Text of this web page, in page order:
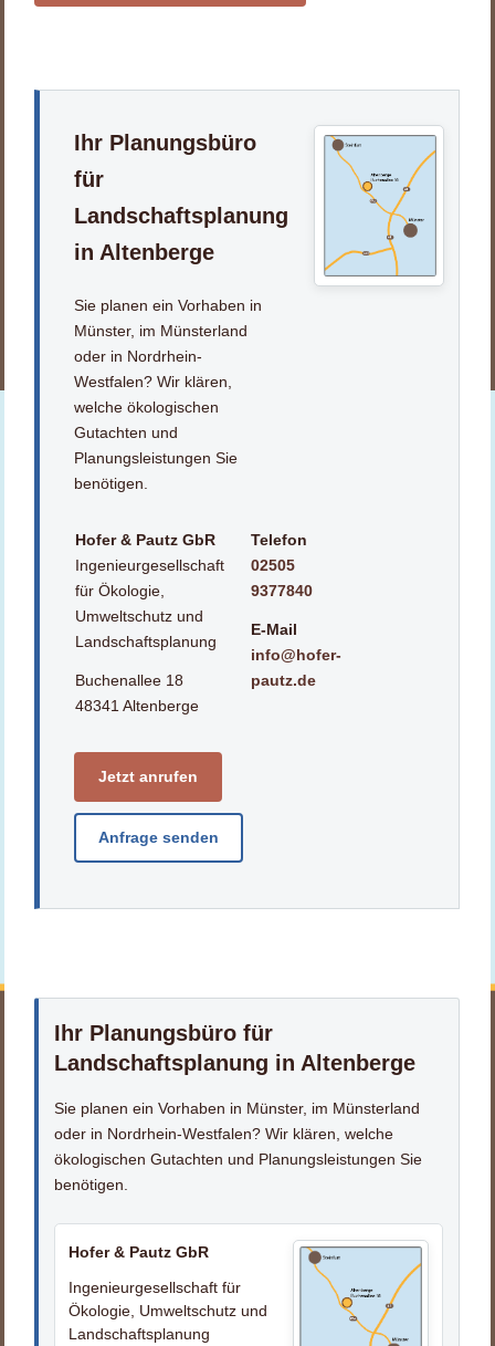
Ihr Planungsbüro
für
Landschaftsplanung
in Altenberge
Sie planen ein Vorhaben in
Münster, im Münsterland
oder in Nordrhein-
Westfalen? Wir klären,
welche ökologischen
Gutachten und
Planungsleistungen Sie
benötigen.
Hofer & Pautz GbR
Ingenieurgesellschaft
für Ökologie,
Umweltschutz und
Landschaftsplanung
Buchenallee 18
48341 Altenberge
Telefon
02505
9377840
E-Mail
info@hofer-
pautz.de
Jetzt anrufen
Anfrage senden
Ihr Planungsbüro für
Landschaftsplanung in Altenberge
Sie planen ein Vorhaben in Münster, im Münsterland
oder in Nordrhein-Westfalen? Wir klären, welche
ökologischen Gutachten und Planungsleistungen Sie
benötigen.
Hofer & Pautz GbR
Ingenieurgesellschaft für
Ökologie, Umweltschutz und
Landschaftsplanung